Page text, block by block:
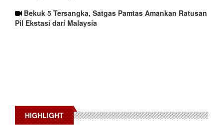
Bekuk 5 Tersangka, Satgas Pamtas Amankan Ratusan
Pil Ekstasi dari Malaysia
HIGHLIGHT